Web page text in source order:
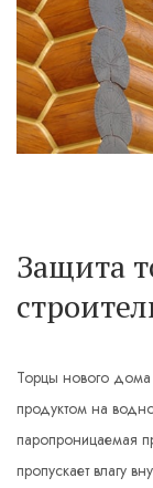
Защита
Торцы нового дома
продуктом на
паропроницаемая
пропускает влагу